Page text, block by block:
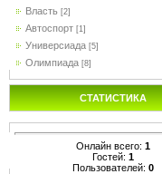
Власть [2]
Автоспорт [1]
Универсиада [5]
Олимпиада [8]
СТАТИСТИКА
Онлайн всего: 1
Гостей: 1
Пользователей: 0